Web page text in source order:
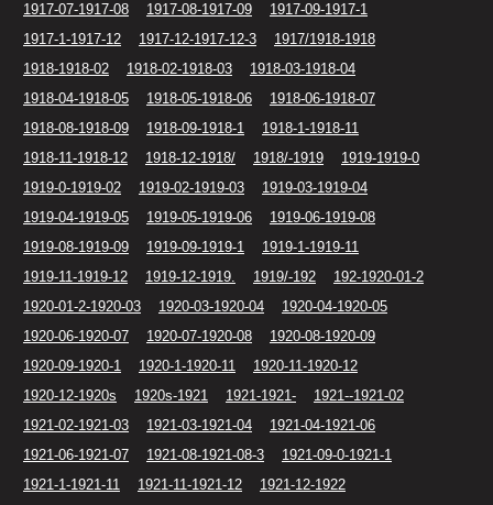
1917-07-1917-08
1917-08-1917-09
1917-09-1917-1
1917-1-1917-12
1917-12-1917-12-3
1917/1918-1918
1918-1918-02
1918-02-1918-03
1918-03-1918-04
1918-04-1918-05
1918-05-1918-06
1918-06-1918-07
1918-08-1918-09
1918-09-1918-1
1918-1-1918-11
1918-11-1918-12
1918-12-1918/ 1918/-1919
1919-1919-0
1919-0-1919-02
1919-02-1919-03
1919-03-1919-04
1919-04-1919-05
1919-05-1919-06
1919-06-1919-08
1919-08-1919-09
1919-09-1919-1
1919-1-1919-11
1919-11-1919-12
1919-12-1919. 1919/-192
192-1920-01-2
1920-01-2-1920-03
1920-03-1920-04
1920-04-1920-05
1920-06-1920-07
1920-07-1920-08
1920-08-1920-09
1920-09-1920-1
1920-1-1920-11
1920-11-1920-12
1920-12-1920s
1920s-1921 1921-1921-
1921--1921-02
1921-02-1921-03
1921-03-1921-04
1921-04-1921-06
1921-06-1921-07
1921-08-1921-08-3
1921-09-0-1921-1
1921-1-1921-11
1921-11-1921-12
1921-12-1922